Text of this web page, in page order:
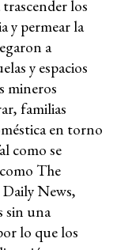
los
y permear la
a
y espacios
mineros
familias
en torno
como se
The
News,
sin una
lo que los